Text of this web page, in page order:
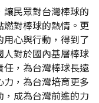
民眾對台灣棒球的
對棒球的熱情。更
用心與行動，得到了
對於國內基層棒球
，為台灣棒球長遠
，為台灣培育更多
成為台灣前進的力